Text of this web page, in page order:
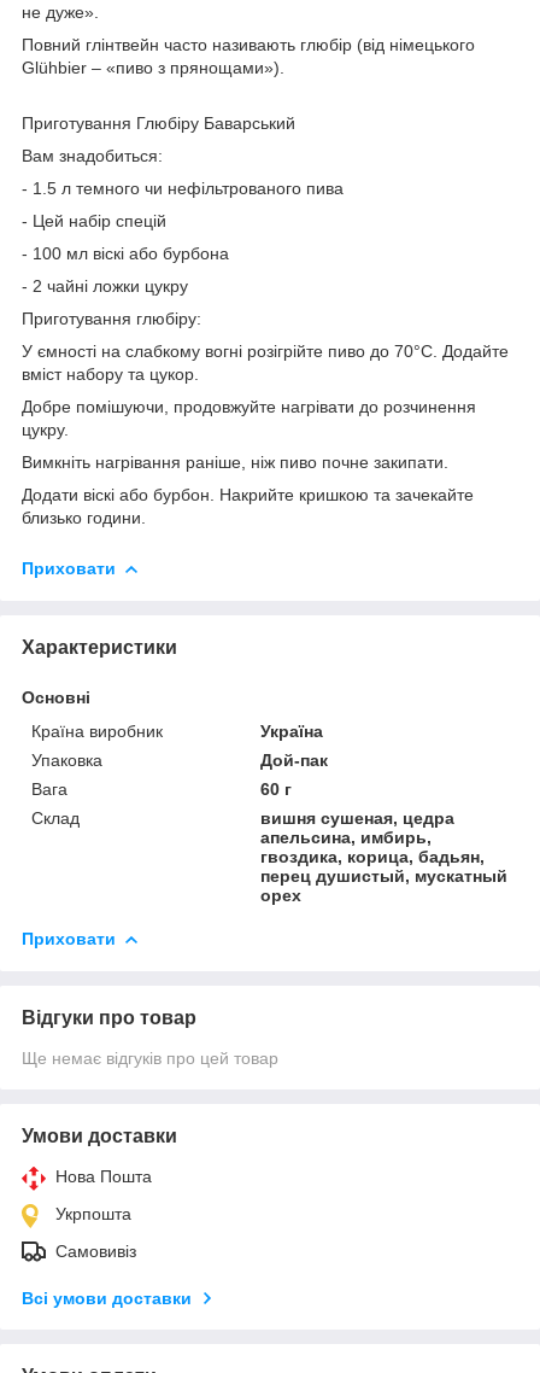
не дуже».
Повний глінтвейн часто називають глюбір (від німецького
Glühbier – «пиво з прянощами»).
Приготування Глюбіру Баварський
Вам знадобиться:
- 1.5 л темного чи нефільтрованого пива
- Цей набір спецій
- 100 мл віскі або бурбона
- 2 чайні ложки цукру
Приготування глюбіру:
У ємності на слабкому вогні розігрійте пиво до 70°С. Додайте
вміст набору та цукор.
Добре помішуючи, продовжуйте нагрівати до розчинення
цукру.
Вимкніть нагрівання раніше, ніж пиво почне закипати.
Додати віскі або бурбон. Накрийте кришкою та зачекайте
близько години.
Приховати
Характеристики
Основні
Країна виробник
Україна
Упаковка
Дой-пак
Вага
60 г
Склад
вишня сушеная, цедра
апельсина, имбирь,
гвоздика, корица, бадьян,
перец душистый, мускатный
орех
Приховати
Відгуки про товар
Ще немає відгуків про цей товар
Умови доставки
Нова Пошта
Укрпошта
Самовивіз
Всі умови доставки